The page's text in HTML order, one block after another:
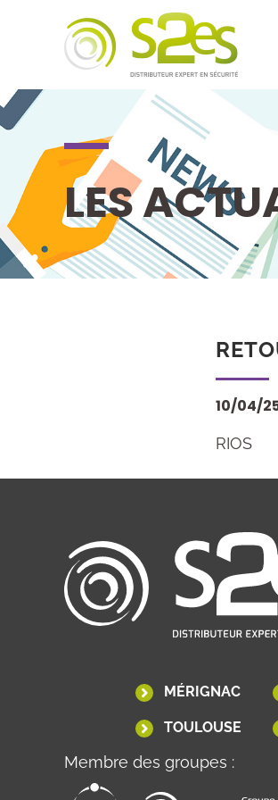
LES
10/04/
RIOS
MÉRIGNAC
TOULOUSE
Membre des groupes :